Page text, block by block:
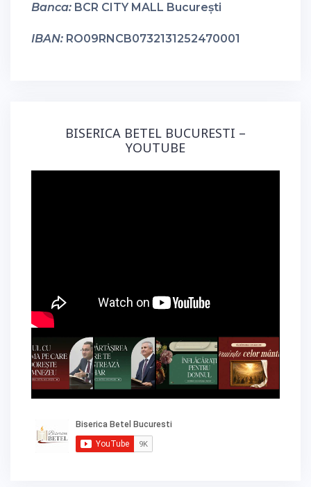
Banca: BCR CITY MALL București
IBAN: RO09RNCB0732131252470001
BISERICA BETEL BUCURESTI –
YOUTUBE